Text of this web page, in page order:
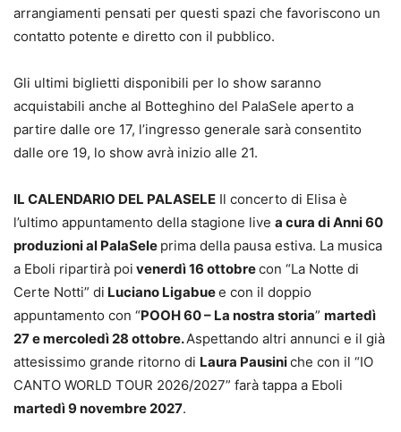
arrangiamenti pensati per questi spazi che favoriscono un
contatto potente e diretto con il pubblico.
Gli ultimi biglietti disponibili per lo show saranno
acquistabili anche al Botteghino del PalaSele aperto a
partire dalle ore 17, l’ingresso generale sarà consentito
dalle ore 19, lo show avrà inizio alle 21.
IL CALENDARIO DEL PALASELE Il concerto di Elisa è
l’ultimo appuntamento della stagione live a cura di Anni 60
produzionial PalaSele prima della pausa estiva. La musica
a Eboli ripartirà poi venerdì 16 ottobrecon “La Notte di
Certe Notti” di Luciano Ligabuee con il doppio
appuntamento con “POOH 60 – La nostra storia” martedì
27 e mercoledì 28 ottobre.Aspettando altri annunci e il già
attesissimo grande ritorno di Laura Pausiniche con il “IO
CANTO WORLD TOUR 2026/2027” farà tappa a Eboli
martedì 9 novembre 2027.